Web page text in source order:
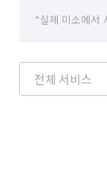
*실제 미소에서